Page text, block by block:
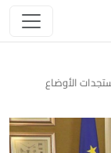
الأوضاع